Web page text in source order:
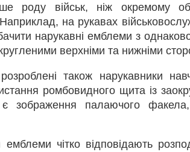
роду військ, ніж окремому
Наприклад, на рукавах
нарукавні емблеми з
верхніми та нижніми
також нарукавники
ромбовидного щита із
зображення палаючого
чітко відповідають